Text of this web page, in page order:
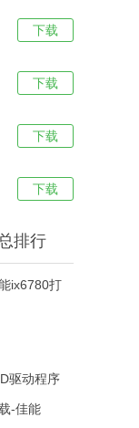
下载
下载
下载
下载
排行
ix6780打
驱动程序
-佳能